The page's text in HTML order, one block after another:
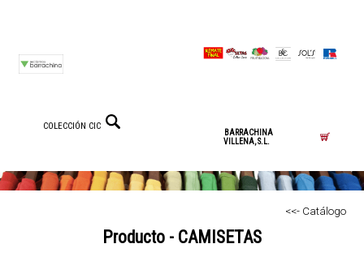
COLECCIÓN CIC
BARRACHINA
VILLENA, S.L.
<<- Catálogo
Producto - CAMISETAS